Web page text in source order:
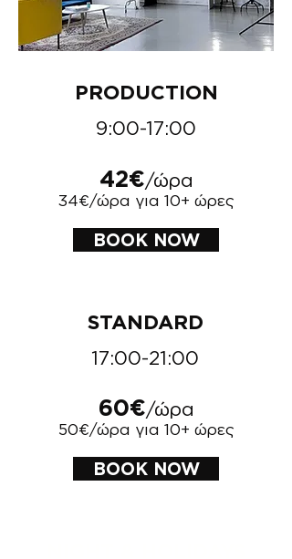
42€/ώρα
34€/ώρα για 10+ ώρες
BOOK NOW
PRODUCTION
9:00-17:00
STANDARD
17:00-21:00
60€/ώρα
50€/ώρα για 10+ ώρες
BOOK NOW